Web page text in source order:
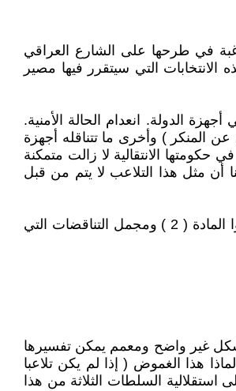
في طرحها على الشارع العراقي
التي سيتقرر فيها مصير
الدولة. انعدام الحالة الأمنية.
المنكر ) وأخرى ما تتناقله أجهزة
الانتقالية لا زالت متمكنة
أن مثل هذا التلاعب لا يتم من قبل
لقد تمكنت هذه الأحزاب بفرض مسودة دستور يحمل صيغته الدينية/الطائفية بعيدا عن أي مضمون ديمقراطي ( سوى التلاعب بالالفاض ). لاحظوا المادة ( 2 ) ومجمل التناقضات التي
غير واضح ومعمم يمكن تفسيرها
هذا الغموض ( إذا لم يكن تلاعبا
السلطات الثلاثة من هذا